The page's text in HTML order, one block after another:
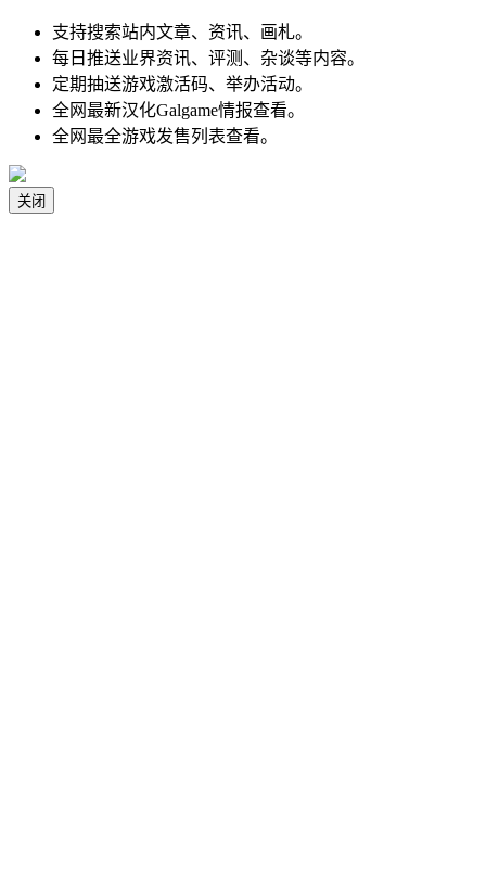
支持搜索站内文章、资讯、画札。
每日推送业界资讯、评测、杂谈等内容。
定期抽送游戏激活码、举办活动。
全网最新汉化Galgame情报查看。
全网最全游戏发售列表查看。
关闭